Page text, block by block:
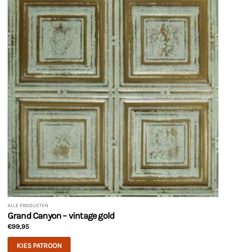
ALLE PRODUCTEN
Grand Canyon – vintage gold
€99,95
KIES PATROON